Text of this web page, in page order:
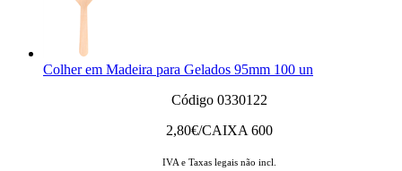
Colher em Madeira para Gelados 95mm 100 un
Código 0330122
2,80€/CAIXA 600
IVA e Taxas legais não incl.